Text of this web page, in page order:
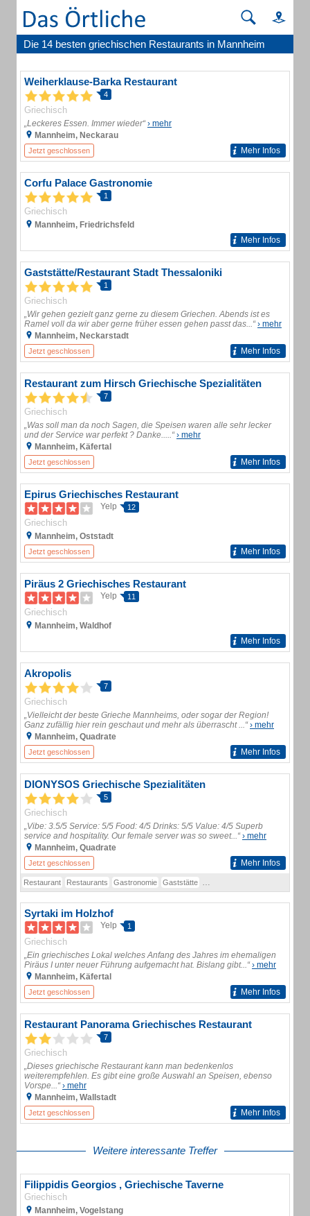
Die 14 besten griechischen Restaurants in Mannheim
Weiherklause-Barka Restaurant
4
Griechisch
„Leckeres Essen. Immer wieder“› mehr
Mannheim, Neckarau
Jetzt geschlossen Mehr Infos
Corfu Palace Gastronomie
1
Griechisch
Mannheim, Friedrichsfeld
Mehr Infos
Gaststätte/Restaurant Stadt Thessaloniki
1
Griechisch
„Wir gehen gezielt ganz gerne zu diesem Griechen. Abends ist es
Ramel voll da wir aber gerne früher essen gehen passt das...“› mehr
Mannheim, Neckarstadt
Jetzt geschlossen Mehr Infos
Restaurant zum Hirsch Griechische Spezialitäten
7
Griechisch
„Was soll man da noch Sagen, die Speisen waren alle sehr lecker
und der Service war perfekt ? Danke.....“› mehr
Mannheim, Käfertal
Jetzt geschlossen Mehr Infos
Epirus Griechisches Restaurant
Yelp 12
Griechisch
Mannheim, Oststadt
Jetzt geschlossen Mehr Infos
Piräus 2 Griechisches Restaurant
Yelp 11
Griechisch
Mannheim, Waldhof
Mehr Infos
Akropolis
7
Griechisch
„Vielleicht der beste Grieche Mannheims, oder sogar der Region!
Ganz zufällig hier rein geschaut und mehr als überrascht ...“› mehr
Mannheim, Quadrate
Jetzt geschlossen Mehr Infos
DIONYSOS Griechische Spezialitäten
5
Griechisch
„Vibe: 3.5/5 Service: 5/5 Food: 4/5 Drinks: 5/5 Value: 4/5 Superb
service and hospitality. Our female server was so sweet...“› mehr
Mannheim, Quadrate
Jetzt geschlossen Mehr Infos
Restaurant Restaurants Gastronomie Gaststätte
Syrtaki im Holzhof
Yelp 1
Griechisch
„Ein griechisches Lokal welches Anfang des Jahres im ehemaligen
Piräus I unter neuer Führung aufgemacht hat. Bislang gibt...“› mehr
Mannheim, Käfertal
Jetzt geschlossen Mehr Infos
Restaurant Panorama Griechisches Restaurant
7
Griechisch
„Dieses griechische Restaurant kann man bedenkenlos
weiterempfehlen. Es gibt eine große Auswahl an Speisen, ebenso
Vorspe...“› mehr
Mannheim, Wallstadt
Jetzt geschlossen Mehr Infos
Weitere interessante Treffer
Filippidis Georgios , Griechische Taverne
Griechisch
Mannheim, Vogelstang